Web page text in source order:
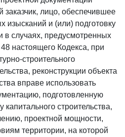
заказчик, лицо, обеспечившее
и (или) подготовку
в случаях, предусмотренных
настоящего Кодекса, при
строительного
реконструкции объекта
вправе использовать
подготовленную
капитального строительства,
проектной мощности,
территории, на которой